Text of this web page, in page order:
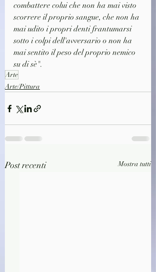
combattere colui che non ha mai visto
scorrere il proprio sangue, che non ha
mai udito i propri denti frantumarsi
sotto i colpi dell'avversario o non ha
mai sentito il peso del proprio nemico
su di sè".
Arte
Arte/Pittura
Post recenti Mostra tutti